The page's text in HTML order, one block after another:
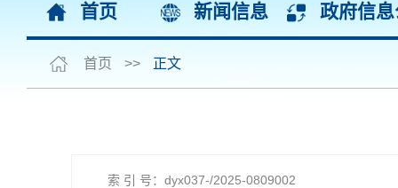
首页 新闻信息 政府信
首页 >> 正文
索 引 号：dyx037-/2025-0809002